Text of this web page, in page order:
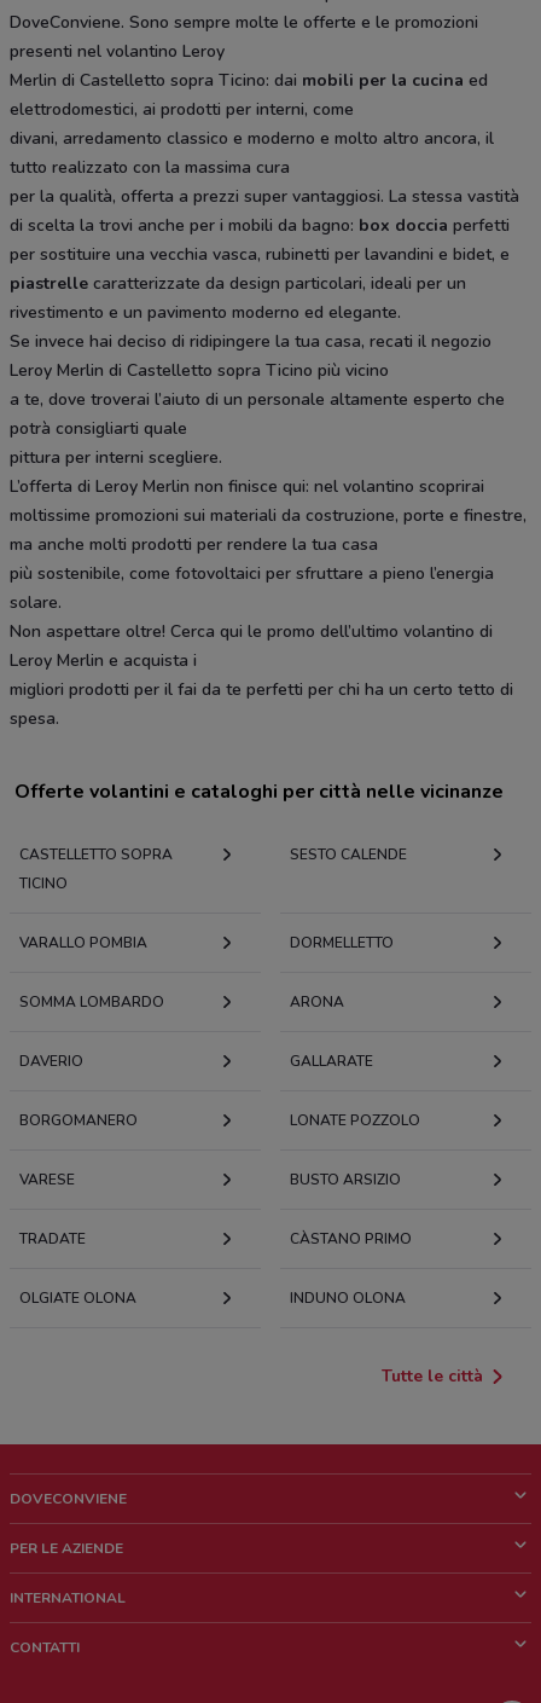
DoveConviene. Sono sempre molte le offerte e le promozioni
presenti nel volantino Leroy
Merlin di Castelletto sopra Ticino: dai mobili per la cucina ed
elettrodomestici, ai prodotti per interni, come
divani, arredamento classico e moderno e molto altro ancora, il
tutto realizzato con la massima cura
per la qualità, offerta a prezzi super vantaggiosi. La stessa vastità
di scelta la trovi anche per i mobili da bagno: box doccia perfetti
per sostituire una vecchia vasca, rubinetti per lavandini e bidet, e
piastrelle caratterizzate da design particolari, ideali per un
rivestimento e un pavimento moderno ed elegante.
Se invece hai deciso di ridipingere la tua casa, recati il negozio
Leroy Merlin di Castelletto sopra Ticino più vicino
a te, dove troverai l’aiuto di un personale altamente esperto che
potrà consigliarti quale
pittura per interni scegliere.
L’offerta di Leroy Merlin non finisce qui: nel volantino scoprirai
moltissime promozioni sui materiali da costruzione, porte e finestre,
ma anche molti prodotti per rendere la tua casa
più sostenibile, come fotovoltaici per sfruttare a pieno l’energia
solare.
Non aspettare oltre! Cerca qui le promo dell’ultimo volantino di
Leroy Merlin e acquista i
migliori prodotti per il fai da te perfetti per chi ha un certo tetto di
spesa.
Offerte volantini e cataloghi per città nelle vicinanze
CASTELLETTO SOPRA
TICINO
SESTO CALENDE
VARALLO POMBIA DORMELLETTO
SOMMA LOMBARDO ARONA
DAVERIO GALLARATE
BORGOMANERO LONATE POZZOLO
VARESE BUSTO ARSIZIO
TRADATE CÀSTANO PRIMO
OLGIATE OLONA INDUNO OLONA
Tutte le città
DOVECONVIENE
Chi siamo
Lavora con noi
PER LE AZIENDE
Richieste commerciali e marketing
INTERNATIONAL
CONTATTI